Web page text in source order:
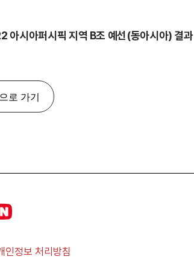
시아퍼시픽 지역 B조 예선(동아시아) 결과
로 가기
인정보 처리방침